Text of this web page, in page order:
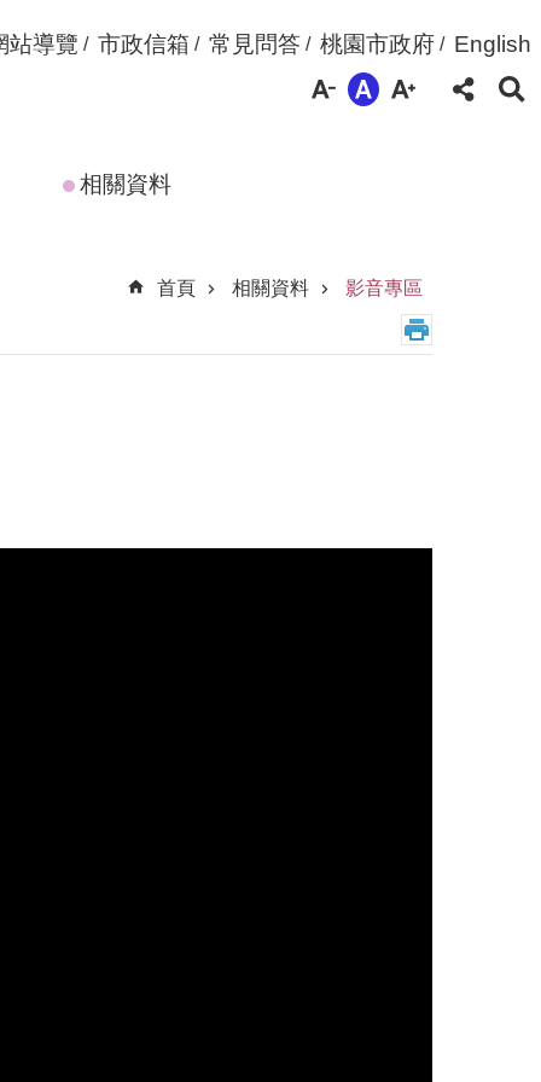
站導覽 市政信箱 常見問答 桃園市政府 English
相關資料
首頁
相關資料 影音專區